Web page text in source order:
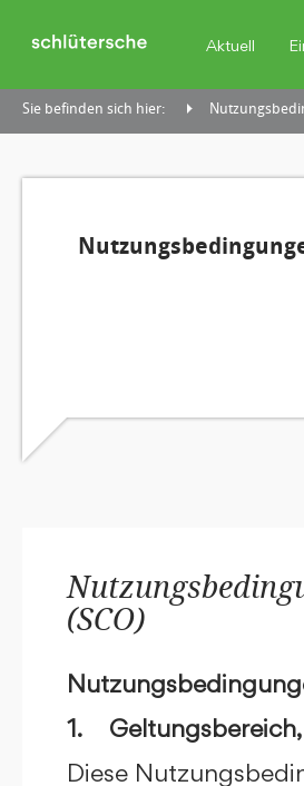
Aktuell
Sie befinden sich hier:
(SCO)
1.
Diese